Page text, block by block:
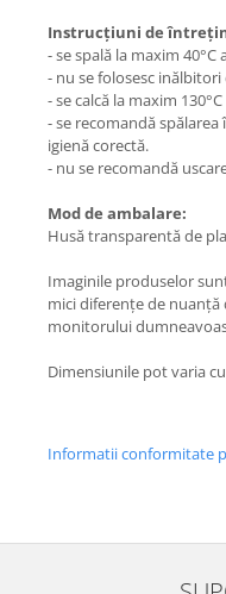
Instrucțiuni de
- se spală la maxim
- nu se folosesc inălbitori
- se calcă la maxim 130°C
- se recomandă
igienă
- nu se recomandă
Mod de ambalare:
Husă transparentă de
Imaginile produselor
mici diferențe de nuanță
monitorului
Dimensiunile pot varia
Informatii conformitate